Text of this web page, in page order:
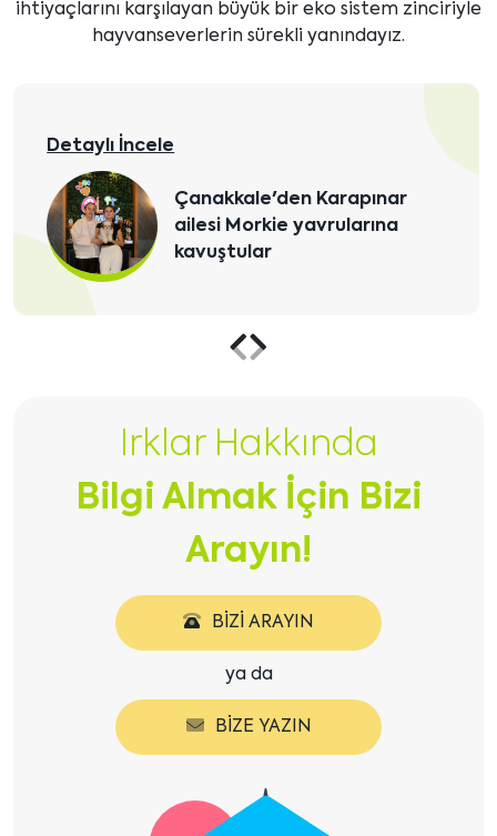
ihtiyaçlarını karşılayan büyük bir eko sistem zinciriyle
hayvanseverlerin sürekli yanındayız.
Detaylı İncele
Çanakkale'den Karapınar
ailesi Morkie yavrularına
kavuştular
Önceki
göster
göster
Irklar Hakkında
Bilgi Almak İçin Bizi
Arayın!
BIZI ARAYIN
ya da
BIZE YAZIN